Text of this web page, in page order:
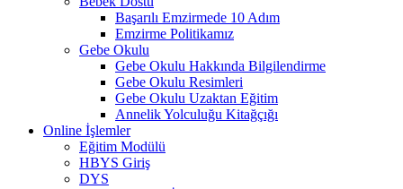
Başarılı Emzirmede 10 Adım
Emzirme Politikamız
Gebe Okulu
Gebe Okulu Hakkında Bilgilendirme
Gebe Okulu Resimleri
Gebe Okulu Uzaktan Eğitim
Annelik Yolculuğu Kitağçığı
Online İşlemler
Eğitim Modülü
HBYS Giriş
DYS